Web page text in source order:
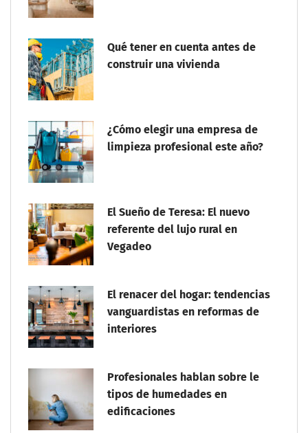
Qué tener en cuenta antes de
construir una vivienda
¿Cómo elegir una empresa de
limpieza profesional este año?
El Sueño de Teresa: El nuevo
referente del lujo rural en
Vegadeo
El renacer del hogar: tendencias
vanguardistas en reformas de
interiores
Profesionales hablan sobre le
tipos de humedades en
edificaciones